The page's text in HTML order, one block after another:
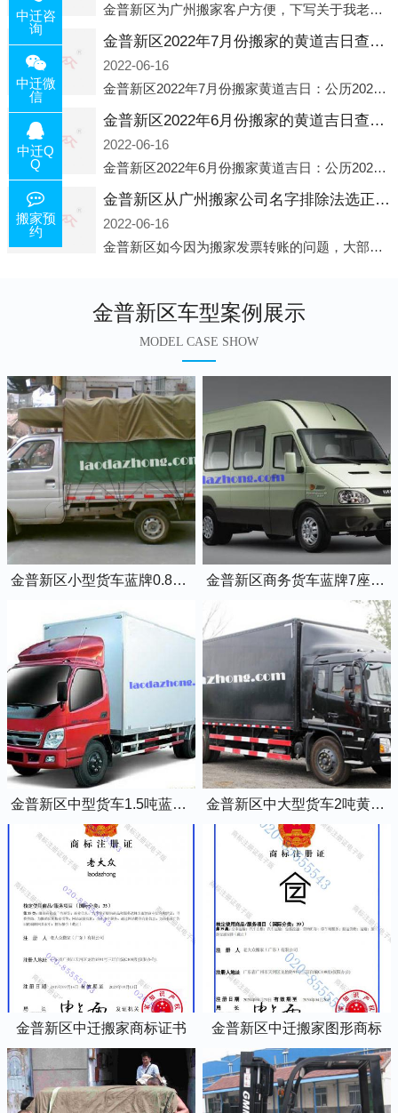
金普新区为广州搬家客户方便，下写关于我老大众搬家公司接单的流程，九条给搬家朋友参考，了解搬家公司工序，免去搬家时的没有准备好的工作，给您及时快速的搬好家。一．电话咨询：专人接待客户电话咨询，初步了解客户搬 家
金普新区2022年7月份搬家的黄道吉日查询大全一览表哪天适合搬家好日子
2022-06-16
金普新区2022年7月份搬家黄道吉日：公历2022年7月6日 农历六月初八 星期三 冲虎(甲寅)公历2022年7月12日 农历六月十四 星期二 冲猴(庚申)公历2022年7月13日 农历六月十五 星期三 冲鸡
金普新区2022年6月份搬家的黄道吉日查询大全一览表哪天适合搬家好日子
2022-06-16
金普新区2022年6月份搬家黄道吉日：公历2022年6月1日 农历五月初三 星期三 冲兔(己卯)公历2022年6月4日 农历五月初六 星期六 冲马(壬午)公历2022年6月8日 农历五月初十 星期三 冲狗(丙
金普新区从广州搬家公司名字排除法选正规公司
2022-06-16
金普新区如今因为搬家发票转账的问题，大部分搬家公司都已经注册了营业执照，早5年前基本上所谓的搬家公司都是无注册状态也就是无照营业，由于企业注册量大增所以各种企业信息展示平台如雨后春笋般遍地开花，如：天眼查，企
金普新区车型案例展示
MODEL CASE SHOW
金普新区小型货车蓝牌0.8吨小卡车 金普新区商务货车蓝牌7座依维柯全顺车
金普新区中型货车1.5吨蓝牌4米2厢式货车 金普新区中大型货车2吨黄牌5米2厢式货车
金普新区中迁搬家商标证书 金普新区中迁搬家图形商标
中迁咨
询
中迁微
信
中迁Q
Q
搬家预
约